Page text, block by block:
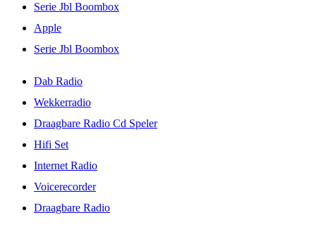
Serie Jbl Boombox
Apple
Serie Jbl Boombox
Dab Radio
Wekkerradio
Draagbare Radio Cd Speler
Hifi Set
Internet Radio
Voicerecorder
Draagbare Radio